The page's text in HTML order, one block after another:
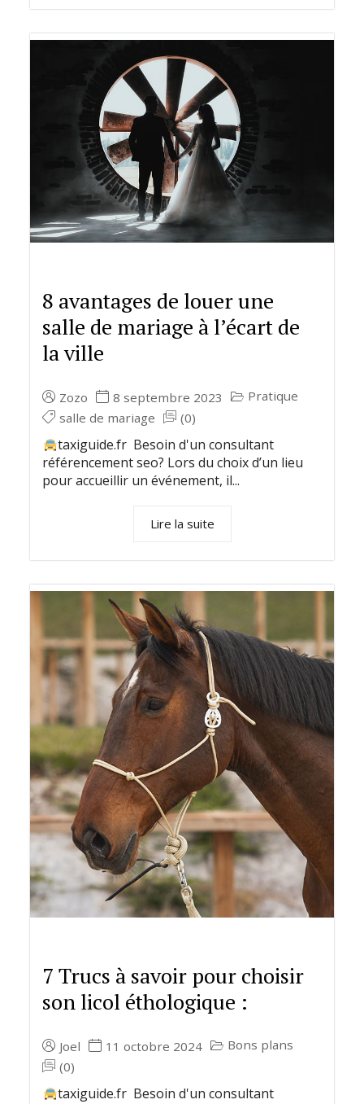
8 avantages de louer une
salle de mariage à l’écart de
la ville
Zozo 8 septembre 2023
Pratique
salle de mariage
(0)
taxiguide.fr Besoin d'un consultant
référencement seo? Lors du choix d’un lieu
pour accueillir un événement, il...
Lire la suite
7 Trucs à savoir pour choisir
son licol éthologique :
Joel 11 octobre 2024
Bons plans
(0)
taxiguide.fr Besoin d'un consultant